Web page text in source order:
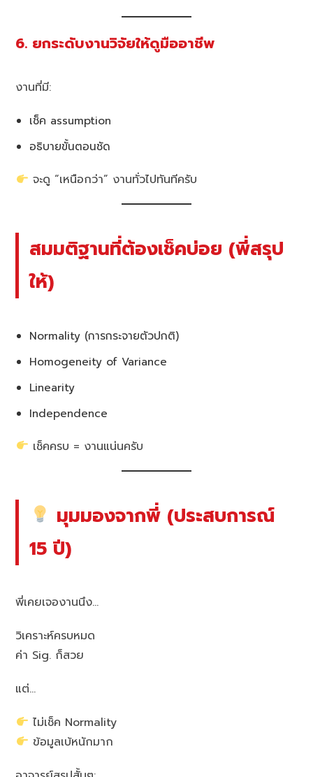
6. ยกระดับงานวิจัยให้ดูมืออาชีพ
งานที่มี:
เช็ค assumption
อธิบายขั้นตอนชัด
จะดู “เหนือกว่า” งานทั่วไปทันทีครับ
สมมติฐานที่ต้องเช็คบ่อย (พี่สรุป
ให้)
Normality (การกระจายตัวปกติ)
Homogeneity of Variance
Linearity
Independence
เช็คครบ = งานแน่นครับ
มุมมองจากพี่ (ประสบการณ์
15 ปี)
พี่เคยเจองานนึง…
วิเคราะห์ครบหมด
ค่า Sig. ก็สวย
แต่…
ไม่เช็ค Normality
ข้อมูลเบ้หนักมาก